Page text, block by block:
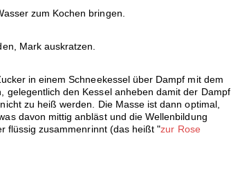
zum Kochen bringen.
Mark auskratzen.
in einem Schneekessel über Dampf mit dem
gelegentlich den Kessel anheben damit der Dampf
zu heiß werden. Die Masse ist dann optimal,
davon mittig anbläst und die Wellenbildung
flüssig zusammenrinnt (das heißt "zur Rose